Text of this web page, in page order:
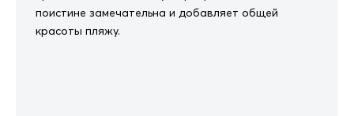
поистине замечательна и добавляет общей
красоты пляжу.